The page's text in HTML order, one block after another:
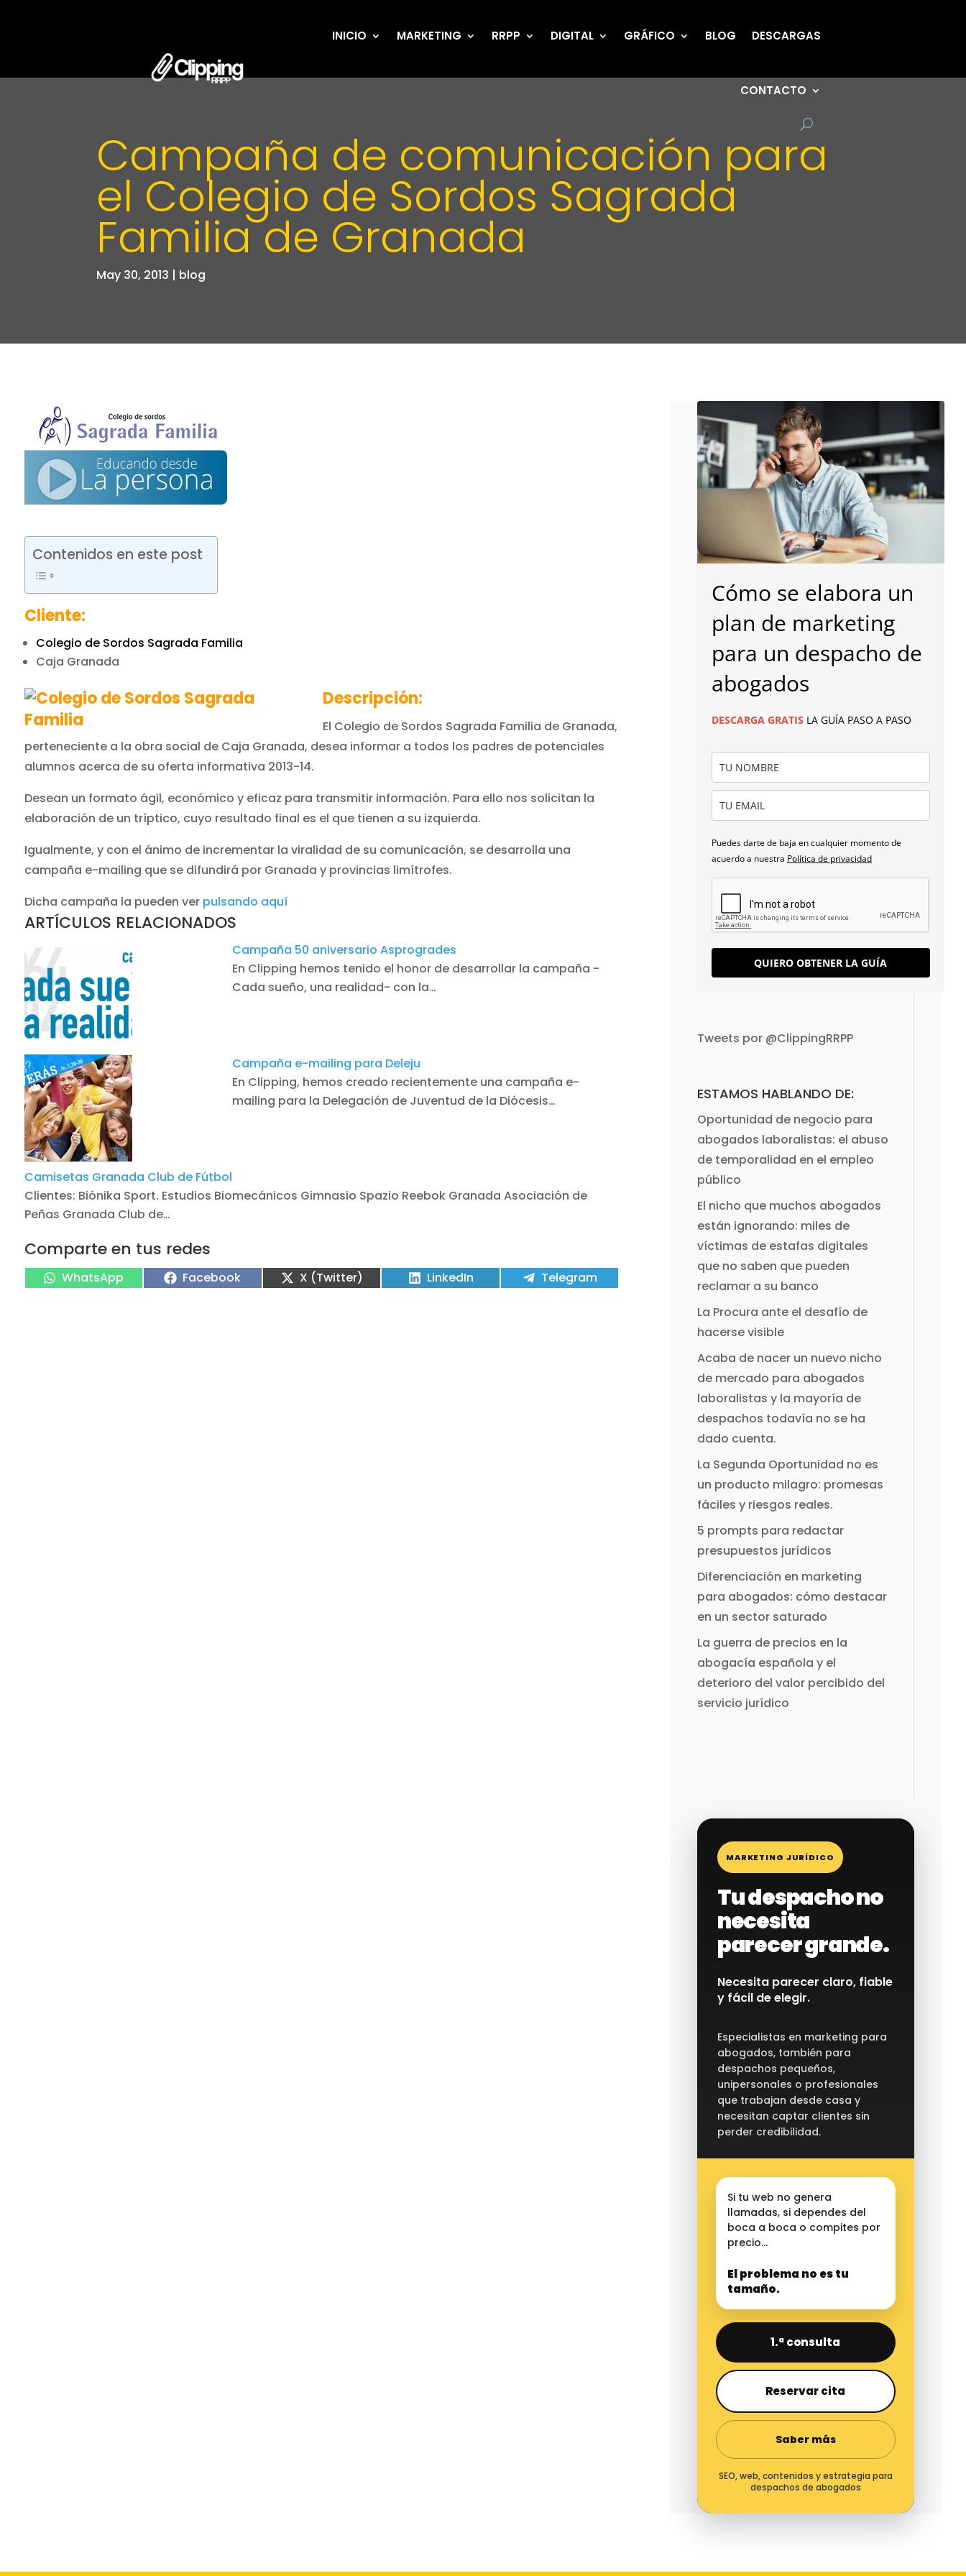
INICIO MARKETING RRPP DIGITAL GRÁFICO BLOG DESCARGAS
CONTACTO
Campaña de comunicación para
el Colegio de Sordos Sagrada
Familia de Granada
May 30, 2013 | blog
Contenidos en este post
Cliente:
Colegio de Sordos Sagrada Familia
Caja Granada
Descripción:
El Colegio de Sordos Sagrada Familia de Granada,
perteneciente a la obra social de Caja Granada, desea informar a todos los padres de potenciales
alumnos acerca de su oferta informativa 2013-14.
Desean un formato ágil, económico y eficaz para transmitir información. Para ello nos solicitan la
elaboración de un tríptico, cuyo resultado final es el que tienen a su izquierda.
Igualmente, y con el ánimo de incrementar la viralidad de su comunicación, se desarrolla una
campaña e-mailing que se difundirá por Granada y provincias limítrofes.
Dicha campaña la pueden ver pulsando aquí
ARTÍCULOS RELACIONADOS
Campaña 50 aniversario Asprogrades
En Clipping hemos tenido el honor de desarrollar la campaña -
Cada sueño, una realidad- con la…
Campaña e-mailing para Deleju
En Clipping, hemos creado recientemente una campaña e-
mailing para la Delegación de Juventud de la Diócesis…
Camisetas Granada Club de Fútbol
Clientes: Biónika Sport. Estudios Biomecánicos Gimnasio Spazio Reebok Granada Asociación de
Peñas Granada Club de…
Comparte en tus redes
Compartir
en
WhatsApp Compartir
en
Facebook Compartir
en
X (Twitter) Compartir
en
LinkedIn Compartir
en
Telegram
Cómo se elabora un
plan de marketing
para un despacho de
abogados
DESCARGA GRATIS LA GUÍA PASO A PASO
Puedes darte de baja en cualquier momento de
acuerdo a nuestra Política de privacidad
QUIERO OBTENER LA GUÍA
Tweets por @ClippingRRPP
ESTAMOS HABLANDO DE:
Oportunidad de negocio para
abogados laboralistas: el abuso
de temporalidad en el empleo
público
El nicho que muchos abogados
están ignorando: miles de
víctimas de estafas digitales
que no saben que pueden
reclamar a su banco
La Procura ante el desafío de
hacerse visible
Acaba de nacer un nuevo nicho
de mercado para abogados
laboralistas y la mayoría de
despachos todavía no se ha
dado cuenta.
La Segunda Oportunidad no es
un producto milagro: promesas
fáciles y riesgos reales.
5 prompts para redactar
presupuestos jurídicos
Diferenciación en marketing
para abogados: cómo destacar
en un sector saturado
La guerra de precios en la
abogacía española y el
deterioro del valor percibido del
servicio jurídico
MARKETING JURÍDICO
Tu despacho no
necesita
parecer grande.
Necesita parecer claro, fiable
y fácil de elegir.
Especialistas en marketing para
abogados, también para
despachos pequeños,
unipersonales o profesionales
que trabajan desde casa y
necesitan captar clientes sin
perder credibilidad.
Si tu web no genera
llamadas, si dependes del
boca a boca o compites por
precio…
El problema no es tu
tamaño.
1.ª consulta
Reservar cita
Saber más
SEO, web, contenidos y estrategia para
despachos de abogados